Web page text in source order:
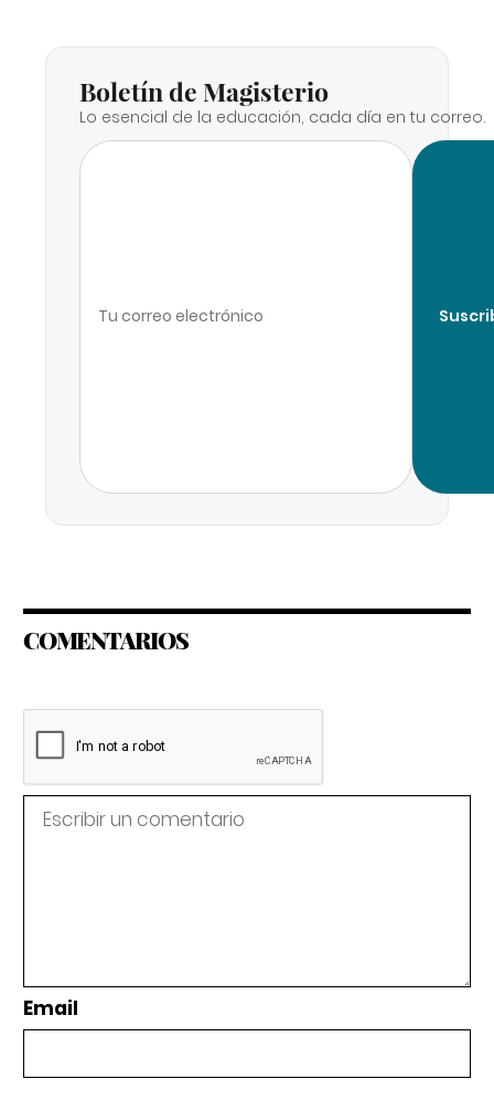
Boletín de Magisterio
Lo esencial de la educación, cada día en tu correo.
COMENTARIOS
Email